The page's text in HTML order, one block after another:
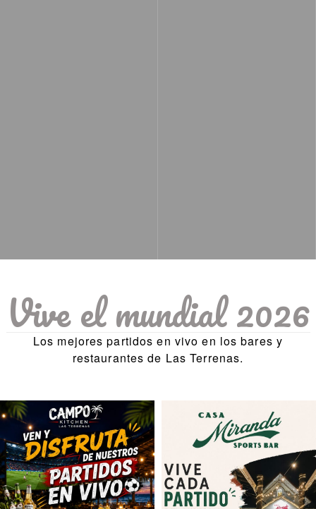
Vive el mundial 2026
Los mejores partidos en vivo en los bares y
restaurantes de Las Terrenas.